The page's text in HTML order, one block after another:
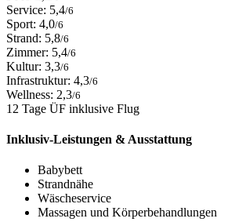
Service: 5,4/6
Sport: 4,0/6
Strand: 5,8/6
Zimmer: 5,4/6
Kultur: 3,3/6
Infrastruktur: 4,3/6
Wellness: 2,3/6
12 Tage ÜF inklusive Flug
Inklusiv-Leistungen & Ausstattung
Babybett
Strandnähe
Wäscheservice
Massagen und Körperbehandlungen